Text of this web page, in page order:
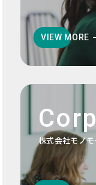
VIEW MORE
株式会社モノ